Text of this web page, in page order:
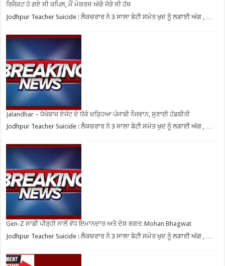
ਰਿਜੈਕਟ ਹੋ ਗਏ ਸੀ ਕਪਿਲ, ਮੈਂ ਮੇਕਰਸ ਅੱਗੇ ਜੋੜੇ ਸੀ ਹੱਥ
Jodhpur Teacher Suicide : ਲੈਕਚਰਾਰ ਨੇ 3 ਸਾਲਾ ਬੇਟੀ ਸਮੇਤ ਖੁਦ ਨੂੰ ਲਗਾਈ ਅੱਗ , …
Jalandhar – ਧੋਖੇਬਾਜ਼ ਏਜੰਟ ਦੇ ਧੱਕੇ ਚੜ੍ਹਿਆ ਪੰਜਾਬੀ ਨੌਜਵਾਨ, ਸੁਣਾਈ ਹੱਡਬੀਤੀ
Jodhpur Teacher Suicide : ਲੈਕਚਰਾਰ ਨੇ 3 ਸਾਲਾ ਬੇਟੀ ਸਮੇਤ ਖੁਦ ਨੂੰ ਲਗਾਈ ਅੱਗ , …
Gen-Z ਸਾਡੀ ਪੀੜ੍ਹੀ ਨਾਲੋਂ ਵੱਧ ਇਮਾਨਦਾਰ ਅਤੇ ਦੇਸ਼ ਭਗਤ: Mohan Bhagwat
Jodhpur Teacher Suicide : ਲੈਕਚਰਾਰ ਨੇ 3 ਸਾਲਾ ਬੇਟੀ ਸਮੇਤ ਖੁਦ ਨੂੰ ਲਗਾਈ ਅੱਗ , …